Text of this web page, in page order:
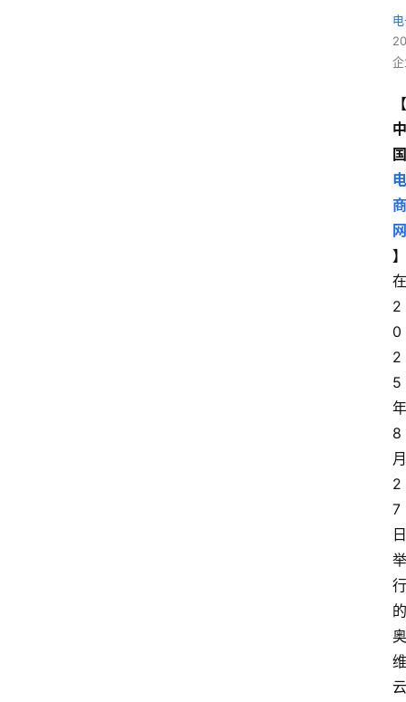
【
中
国
电
商
网
】
在
2
0
2
5
年
8
月
2
7
日
举
行
的
奥
维
云